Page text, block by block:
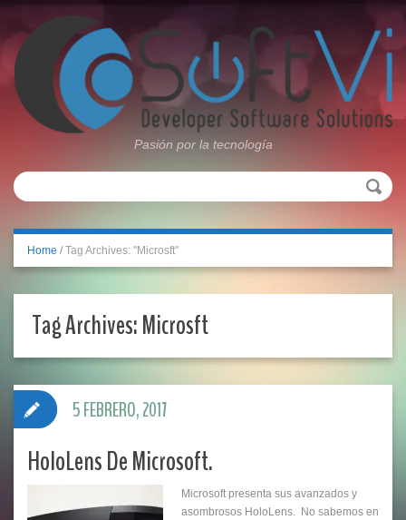
Pasión por la tecnología
Home / Tag Archives: "Microsft"
Tag Archives:Microsft
HoloLens De Microsoft.
Microsoft presenta sus avanzados y
asombrosos HoloLens. No sabemos en
5 FEBRERO, 2017